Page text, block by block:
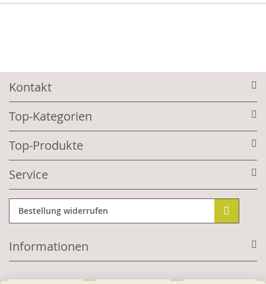
Kontakt
Top-Kategorien
Top-Produkte
Service
Bestellung widerrufen
Informationen